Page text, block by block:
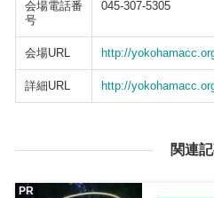
会場電話番
号
045-307-5305
会場URL http://
詳細URL http://
関連
PR